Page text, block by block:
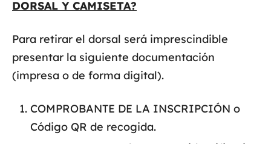
DORSAL Y CAMISETA?
Para retirar el dorsal será imprescindible
presentar la siguiente documentación
(impresa o de forma digital).
COMPROBANTE DE LA INSCRIPCIÓN o
Código QR de recogida.